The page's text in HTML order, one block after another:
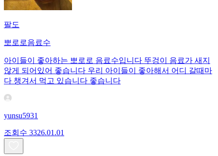
팔도
뽀로로음료수
아이들이 좋아하는 뽀로로 음료수입니다 뚜겅이 음료가 새지
않게 되어있어 좋습니다 우리 아이들이 좋아해서 어디 갈때마
다 챙겨서 먹고 있습니다 좋습니다
yunsu5931
조회수 3326.01.01